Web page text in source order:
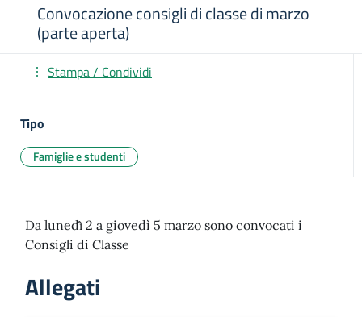
Convocazione consigli di classe di marzo
(parte aperta)
Stampa / Condividi
Tipo
Famiglie e studenti
Da lunedì̀ 2 a giovedì 5 marzo sono convocati i
Consigli di Classe
Allegati